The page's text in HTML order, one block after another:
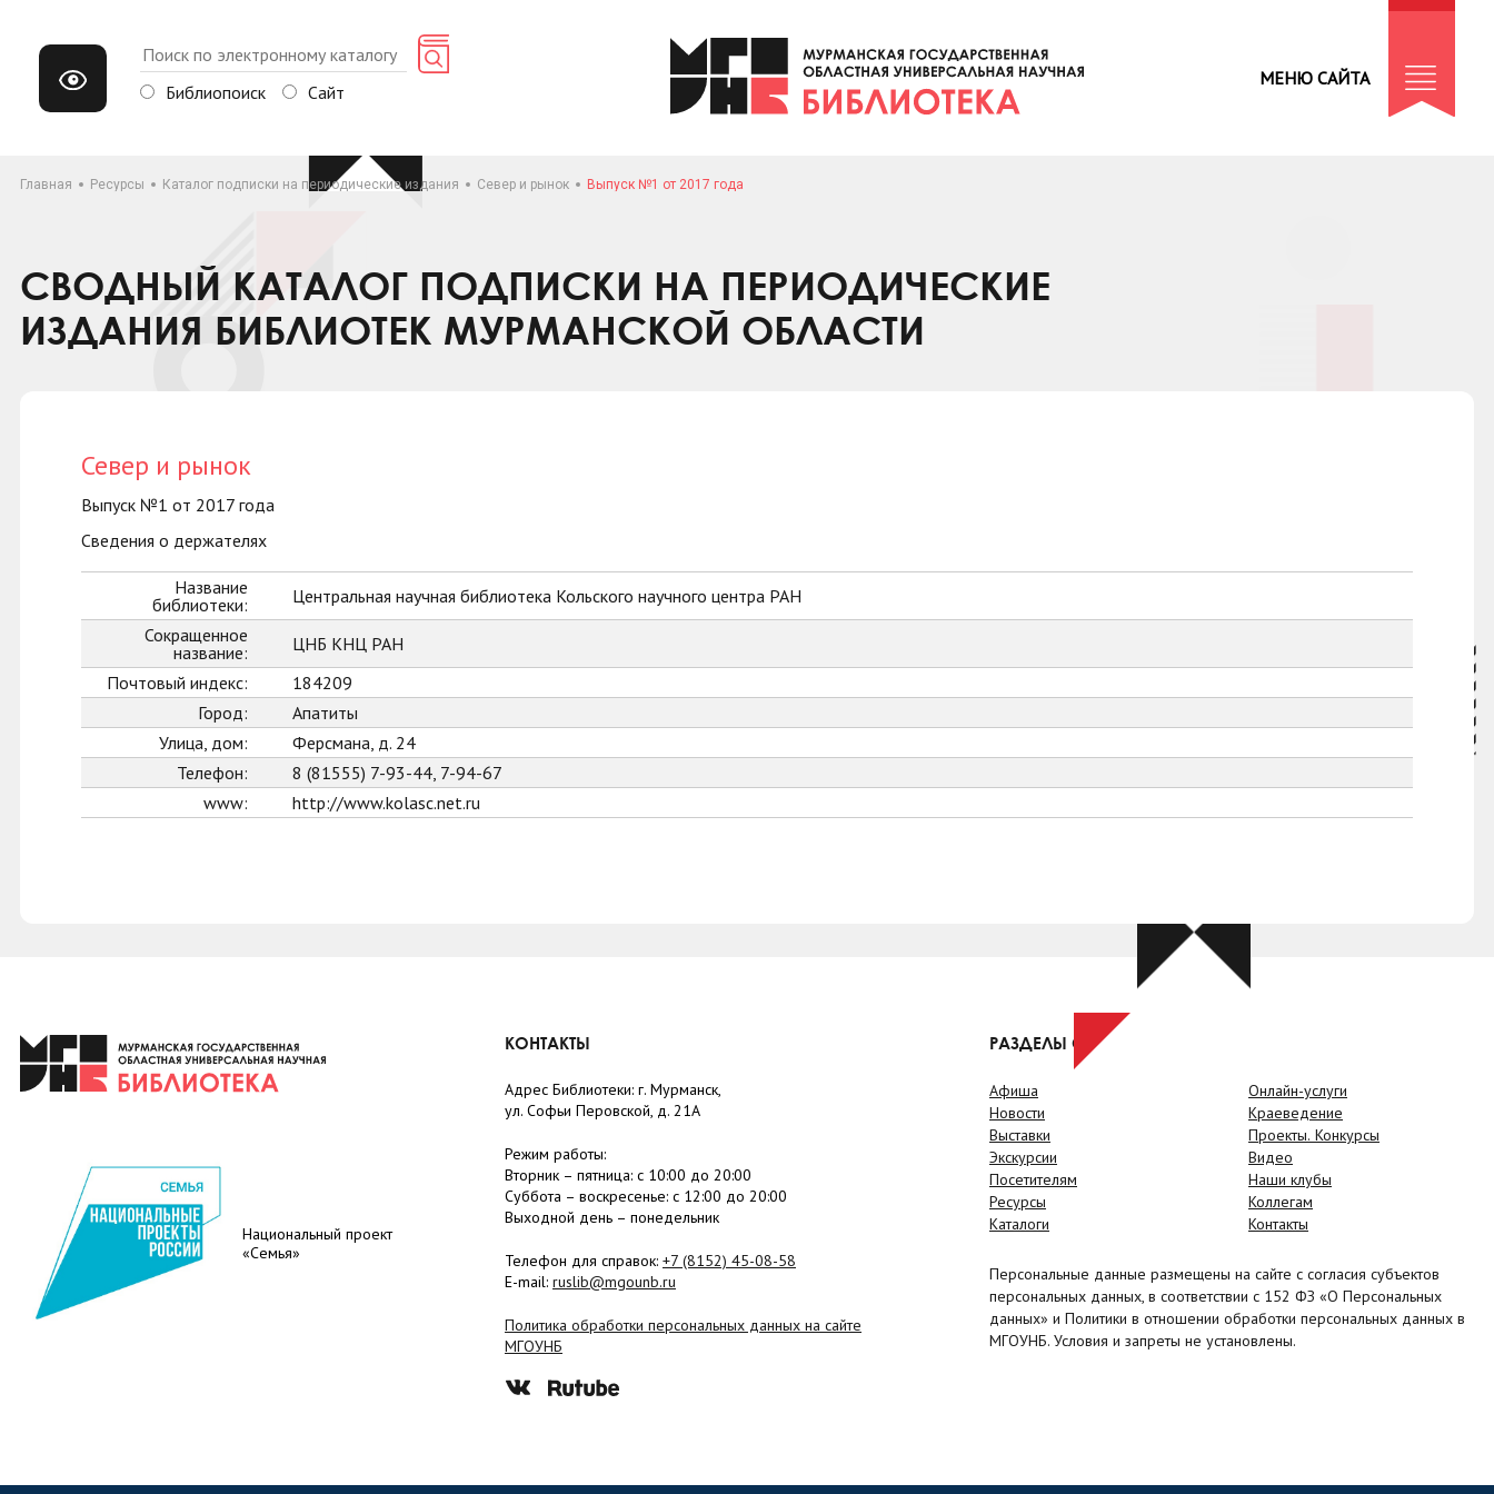
Библиопоиск Сайт
МЕНЮ САЙТА
Главная Ресурсы Каталог подписки на периодические издания Север и рынок Выпуск №1 от 2017 года
СВОДНЫЙ КАТАЛОГ ПОДПИСКИ НА ПЕРИОДИЧЕСКИЕ
ИЗДАНИЯ БИБЛИОТЕК МУРМАНСКОЙ ОБЛАСТИ
Север и рынок
Выпуск №1 от 2017 года
Сведения о держателях
Название
библиотеки:
Центральная научная библиотека Кольского научного центра РАН
Сокращенное
название:
ЦНБ КНЦ РАН
Почтовый индекс:
184209
Город:
Апатиты
Улица, дом:
Ферсмана, д. 24
Телефон:
8 (81555) 7-93-44, 7-94-67
www:
http://www.kolasc.net.ru
Национальный проект
«Семья»
КОНТАКТЫ
Адрес Библиотеки: г. Мурманск,
ул. Софьи Перовской, д. 21А
Режим работы:
Вторник – пятница: с 10:00 до 20:00
Суббота – воскресенье: c 12:00 до 20:00
Выходной день – понедельник
Телефон для справок: +7 (8152) 45-08-58
E-mail: ruslib@mgounb.ru
Политика обработки персональных данных на сайте
МГОУНБ
РАЗДЕЛЫ САЙТА
Афиша
Новости
Выставки
Экскурсии
Посетителям
Ресурсы
Каталоги
Онлайн-услуги
Краеведение
Проекты. Конкурсы
Видео
Наши клубы
Коллегам
Контакты
Персональные данные размещены на сайте с согласия субъектов
персональных данных, в соответствии с 152 ФЗ «О Персональных
данных» и Политики в отношении обработки персональных данных в
МГОУНБ. Условия и запреты не установлены.